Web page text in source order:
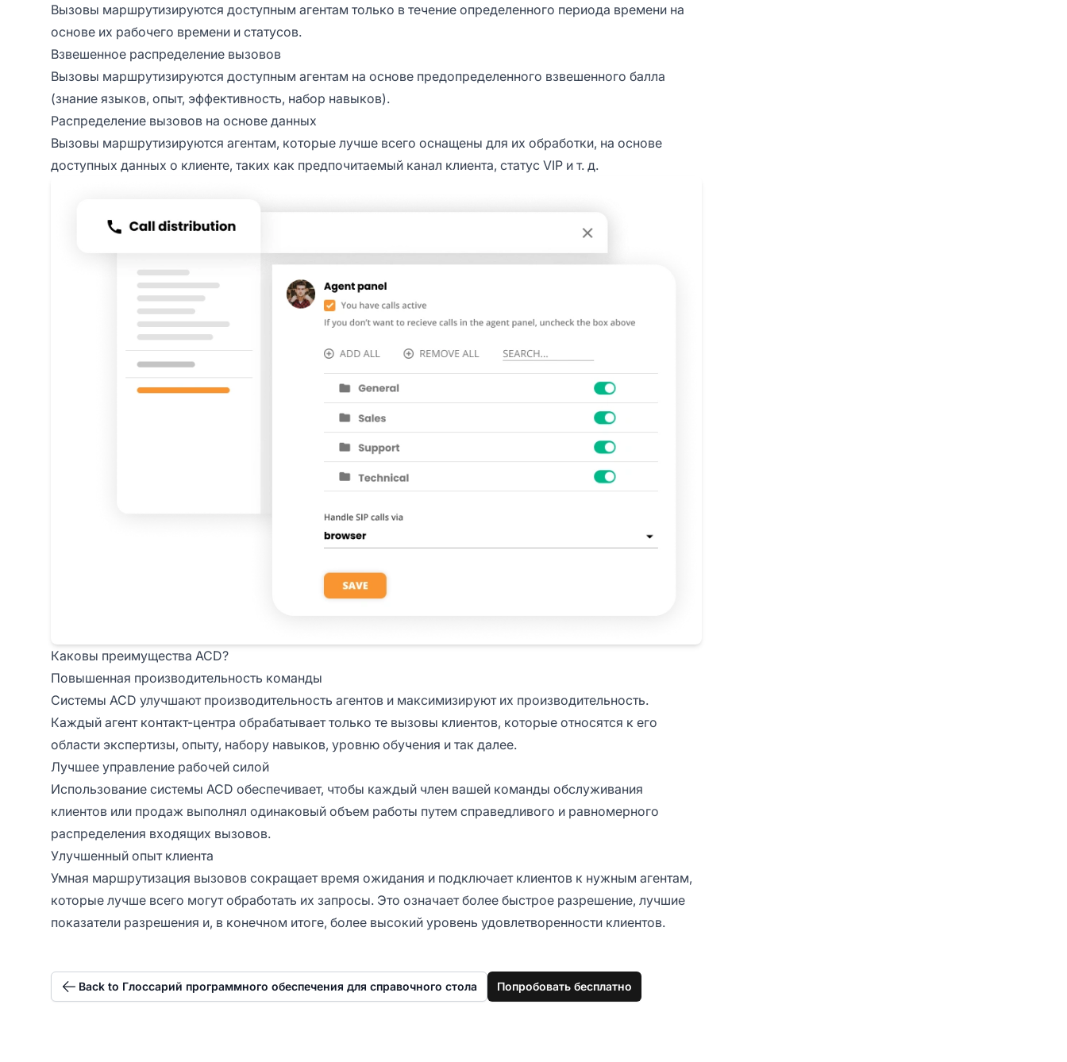
Вызовы маршрутизируются доступным агентам только в течение определенного периода времени на
основе их рабочего времени и статусов.
Взвешенное распределение вызовов
Вызовы маршрутизируются доступным агентам на основе предопределенного взвешенного балла
(знание языков, опыт, эффективность, набор навыков).
Распределение вызовов на основе данных
Вызовы маршрутизируются агентам, которые лучше всего оснащены для их обработки, на основе
доступных данных о клиенте, таких как предпочитаемый канал клиента, статус VIP и т. д.
Каковы преимущества ACD?
Повышенная производительность команды
Системы ACD улучшают производительность агентов и максимизируют их производительность.
Каждый агент контакт-центра обрабатывает только те вызовы клиентов, которые относятся к его
области экспертизы, опыту, набору навыков, уровню обучения и так далее.
Лучшее управление рабочей силой
Использование системы ACD обеспечивает, чтобы каждый член вашей команды обслуживания
клиентов или продаж выполнял одинаковый объем работы путем справедливого и равномерного
распределения входящих вызовов.
Улучшенный опыт клиента
Умная маршрутизация вызовов сокращает время ожидания и подключает клиентов к нужным агентам,
которые лучше всего могут обработать их запросы. Это означает более быстрое разрешение, лучшие
показатели разрешения и, в конечном итоге, более высокий уровень удовлетворенности клиентов.
Back to Глоссарий программного обеспечения для справочного стола Попробовать бесплатно